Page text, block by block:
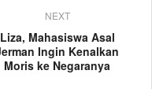
NEXT
Liza, Mahasiswa Asal
Ingin Kenalkan
Moris ke Negaranya